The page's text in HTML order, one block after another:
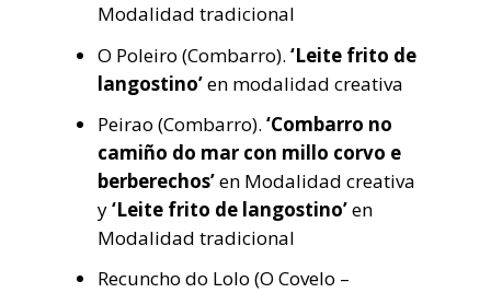
Modalidad tradicional
O Poleiro (Combarro). ‘Leite frito de
langostino’en modalidad creativa
Peirao (Combarro). ‘Combarro no
camiño do mar con millo corvo e
berberechos’en Modalidad creativa
y‘Leite frito de langostino’en
Modalidad tradicional
Recuncho do Lolo (O Covelo –